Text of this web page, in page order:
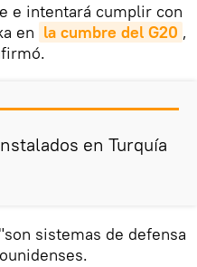
e intentará cumplir con
en la cumbre del G20 ,
en Turquía
sistemas de defensa